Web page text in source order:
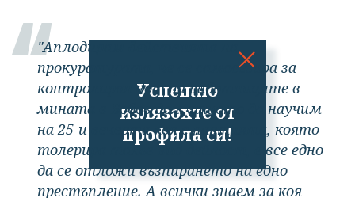
Успешно
излязохте от
профила си!
"Аплодирам действията на
прокуратурата, че се самосезира за
контролиран вот на работниците в
мината в Бобов дол, защото да научим
на 25-и вечерта коя е партията, която
толерира такъв вид дейност, е все едно
да се отложи възпирането на едно
престъпление. А всички знаем за коя